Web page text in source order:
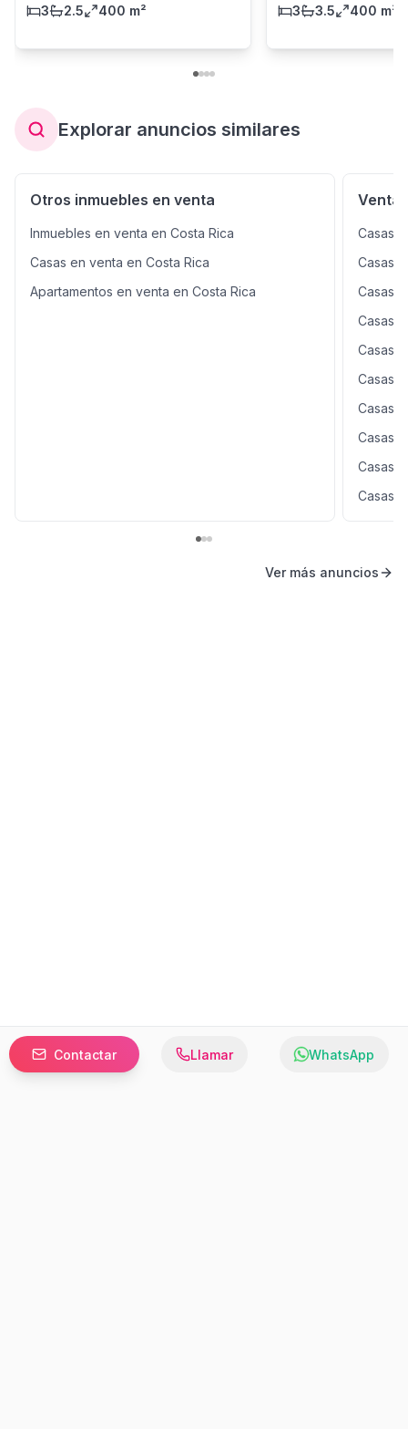
Contactar Llamar WhatsApp
3
2.5 400 m²
3
3.5 400 m²
Explorar anuncios similares
Otros inmuebles en venta
Inmuebles en venta en Costa Rica
Casas en venta en Costa Rica
Apartamentos en venta en Costa Rica
Venta
Casas
Casas
Casas
Casas
Casas
Casas
Casas
Casas
Casas
Casas
Ver más anuncios